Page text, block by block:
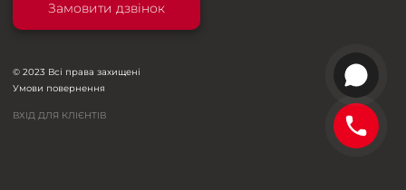
Замовити дзвінок
© 2023 Всі права захищені
Умови повернення
ВХІД ДЛЯ КЛІЄНТІВ